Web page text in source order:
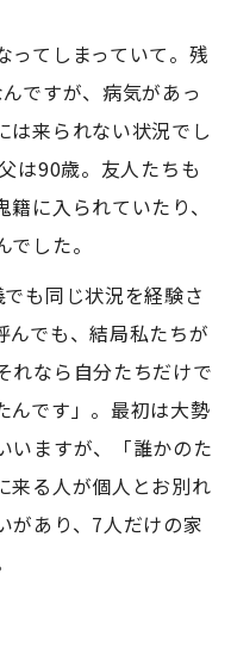
ってしまっていて。残
ですが、病気があっ
は来られない状況でし
は90歳。友人たちも
に入られていたり、
した。
も同じ状況を経験さ
んでも、結局私たちが
れなら自分たちだけで
んです」。最初は大勢
いますが、「誰かのた
来る人が個人とお別れ
があり、7人だけの家